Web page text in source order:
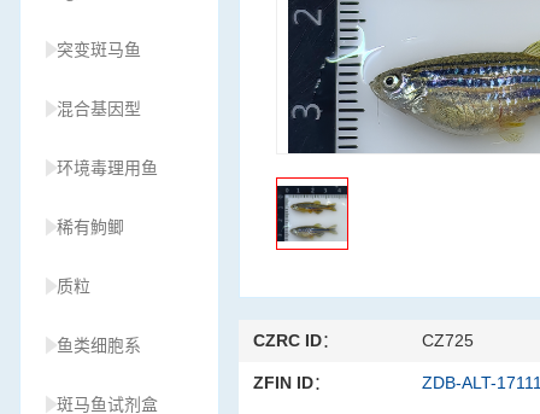
突变斑马鱼
混合基因型
环境毒理用鱼
稀有鮈鲫
质粒
鱼类细胞系
斑马鱼试剂盒
CZRC ID： CZ725
ZFIN ID： ZDB-ALT-